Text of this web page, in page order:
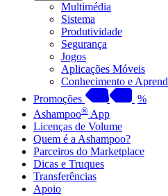
Multimédia
Sistema
Produtividade
Segurança
Jogos
Aplicações Móveis
Conhecimento e
Promoções
%
Ashampoo® App
Licenças de Volume
Quem é a Ashampoo?
Parceiros do Marketplace
Dicas e Truques
Transferências
Apoio